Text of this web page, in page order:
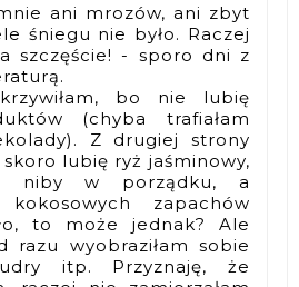
ani mrozów, ani zbyt
śniegu nie było. Raczej
szczęście! - sporo dni z
bo nie lubię
(chyba trafiałam
Z drugiej strony
skoro lubię ryż jaśminowy,
niby w porządku, a
zapachów
to może jednak? Ale
razu wyobraziłam sobie
itp. Przyznaję, że